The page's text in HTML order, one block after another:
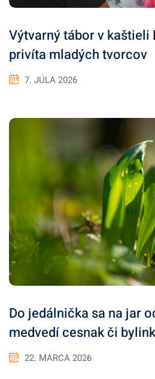
Výtvarný tábor v kaštieli
privíta mladých tvorcov
7. JÚLA 2026
Do jedálnička sa na jar
medvedí cesnak či
22. MARCA 2026